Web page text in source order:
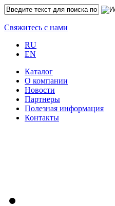
Свяжитесь с нами
RU
EN
Каталог
O компании
Новости
Партнеры
Полезная информация
Контакты